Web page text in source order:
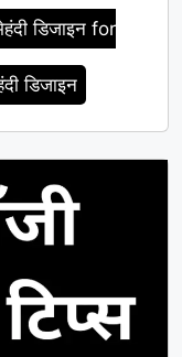
डिजाइन for
डिजाइन